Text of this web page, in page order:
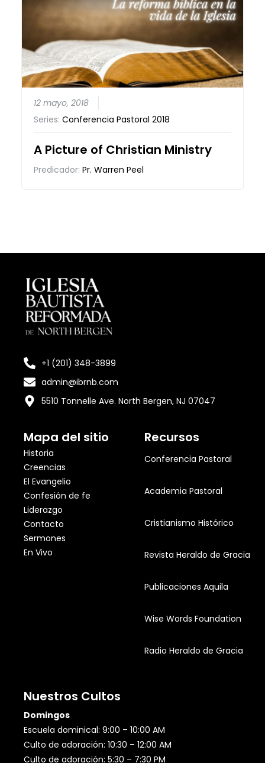
12 mayo, 2018
Series:Conferencia Pastoral 2018
A Picture of Christian Ministry
Predicador:Pr. Warren Peel
+1 (201) 348-3899
admin@ibrnb.com
5510 Tonnelle Ave. North Bergen, NJ 07047
Mapa del sitio
Historia
Creencias
El Evangelio
Confesión de fe
Liderazgo
Contacto
Sermones
En Vivo
Recursos
Conferencia Pastoral
Academia Pastoral
Cristianismo Histórico
Revista Heraldo de Gracia
Publicaciones Aquila
Wise Words Foundation
Radio Heraldo de Gracia
Nuestros Cultos
Domingos
Escuela dominical: 9:00 – 10:00 AM
Culto de adoración: 10:30 – 12:00 AM
Culto de adoración: 5:30 – 7:30 PM